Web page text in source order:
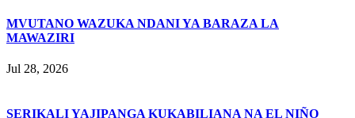
MVUTANO WAZUKA NDANI YA BARAZA LA
MAWAZIRI
Jul 28, 2026
SERIKALI YAJIPANGA KUKABILIANA NA EL NIÑO